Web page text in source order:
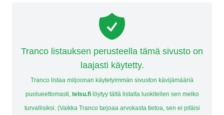
Tranco listauksen perusteella tämä sivusto on
laajasti käytetty.
Tranco listaa miljoonan käytetyimmän sivuston kävijämääriä
puolueettomasti, telsu.filöytyy tältä listalta luokitellen sen melko
turvallisiksi. (Vaikka Tranco tarjoaa arvokasta tietoa, sen ei pitäisi